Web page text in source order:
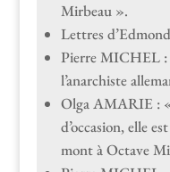
Mirbeau ».
Let­tres
Pierre MICHEL :
l’anarchiste
Olga AMARIE :
d’occasion, elle
mont à Octave